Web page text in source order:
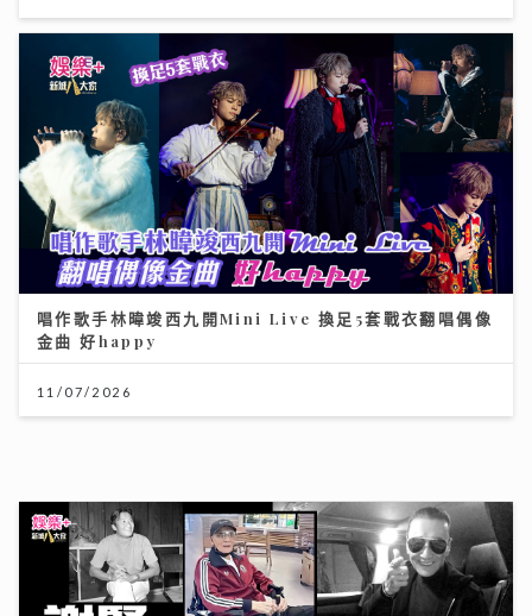
唱作歌手林暐竣西九開Mini Live 換足5套戰衣翻唱偶像
金曲 好happy
11/07/2026